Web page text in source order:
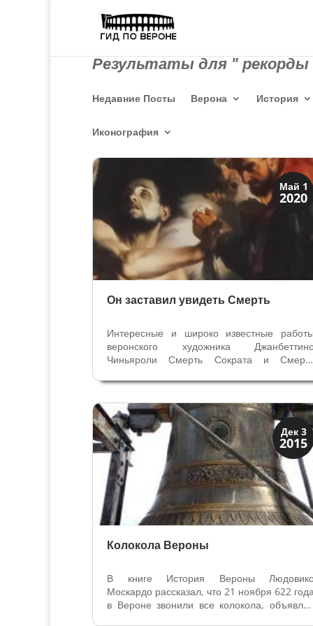
Результаты для " рекорды
Недавние Посты Верона История
Иконография
Май 1
2020
Искусство
Коллекции знати
Он заставил увидеть Смерть
Интересные и широко известные работы
веронского художника
Чиньяроли Смерть Сократа и Смерть
(1718 – 1782) - министра
Ломбардии в Милане,
Мантуи. Карло Фирмиан отличался
кругом...
Дек 3
2015
Мода и ремесла
Традиции
Колокола Вероны
В книге История Вероны
Москардо рассказал, что 21 ноября 622
в Вероне звонили все колокола, объявляя